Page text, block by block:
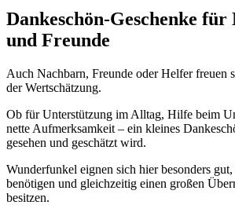
Dankeschön-Geschenke für
und Freunde
Auch Nachbarn, Freunde oder Helfer freuen
der Wertschätzung.
Ob für Unterstützung im Alltag, Hilfe beim
nette Aufmerksamkeit – ein kleines
gesehen und geschätzt wird.
Wunderfunkel eignen sich hier besonders
benötigen und gleichzeitig einen großen
besitzen.